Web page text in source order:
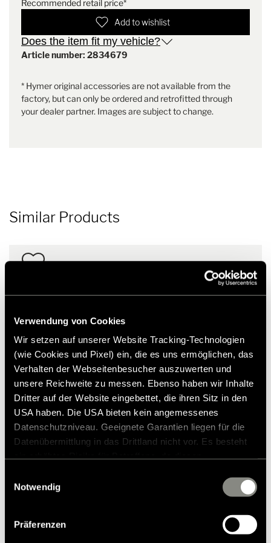
Verwendung von Cookies
Wir setzen auf unserer Website Tracking-Technologien
(wie Cookies und Pixel) ein, die es uns ermöglichen, das
Verhalten der Webseitenbesucher auszuwerten und
unsere Reichweite zu messen. Ebenso haben wir Inhalte
Dritter auf der Website eingebettet, die ihren Sitz in den
USA haben. Die USA bieten kein angemessenes
Datenschutzniveau. Geeignete Garantien liegen für die
Datenübermittlung in das Drittland nicht vor. Es besteht
zustehen. Eingesetzte Dienstleister können Daten für
zusammenführen. Weitere Informationen finden Sie in
unsererDatenschutzerklärung
. Akzeptieren Sie oder
Notwendig
Präferenzen
Recommended retail price*
Add to wishlist
Does the item fit my vehicle?
Article number: 2834679
* Hymer original accessories are not available from the
factory, but can only be ordered and retrofitted through
your dealer partner. Images are subject to change.
Similar Products
Mens Old Hymer T-shirt M
RRP*£29